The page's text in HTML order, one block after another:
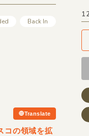
Back In
Translate
コの領域を拡